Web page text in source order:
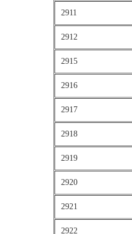
2911
2912
2915
2916
2917
2918
2919
2920
2921
2922